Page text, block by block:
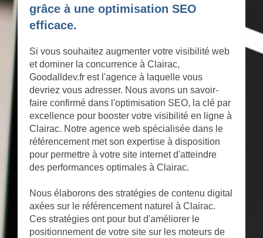
grâce à une optimisation SEO
efficace.
Si vous souhaitez augmenter votre visibilité web
et dominer la concurrence à Clairac,
Goodalldev.fr est l'agence à laquelle vous
devriez vous adresser. Nous avons un savoir-
faire confirmé dans l'optimisation SEO, la clé par
excellence pour booster votre visibilité en ligne à
Clairac. Notre agence web spécialisée dans le
référencement met son expertise à disposition
pour permettre à votre site internet d'atteindre
des performances optimales à Clairac.
Nous élaborons des stratégies de contenu digital
axées sur le référencement naturel à Clairac.
Ces stratégies ont pour but d'améliorer le
positionnement de votre site sur les moteurs de